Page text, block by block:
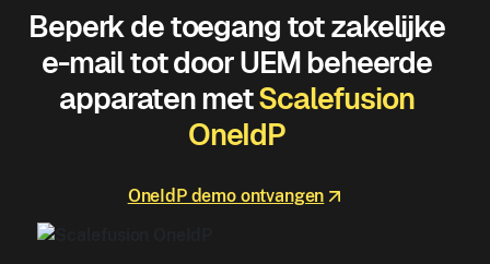
Beperk de toegang tot zakelijke
e-mail tot door UEM beheerde
apparaten metScalefusion
OneIdP
OneIdP demo ontvangen